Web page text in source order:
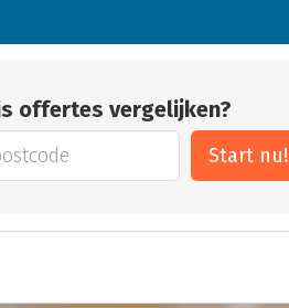
offertes vergelijken?
Start nu!